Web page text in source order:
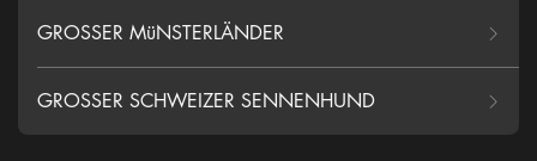
GROSSER MüNSTERLÄNDER
GROSSER SCHWEIZER SENNENHUND